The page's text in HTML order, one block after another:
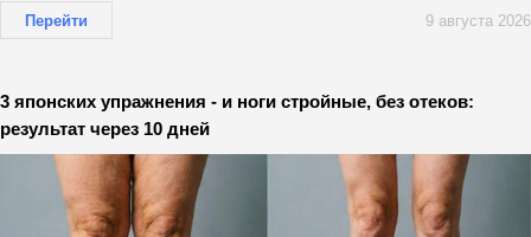
Перейти 9 августа 2026
3 японских упражнения - и ноги стройные, без отеков:
результат через 10 дней